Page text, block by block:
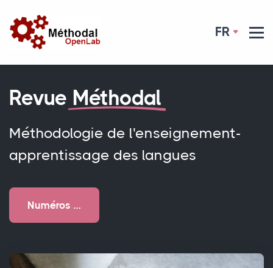
FR
Revue Méthodal
Méthodologie de l'enseignement-
apprentissage des langues
Numéros …